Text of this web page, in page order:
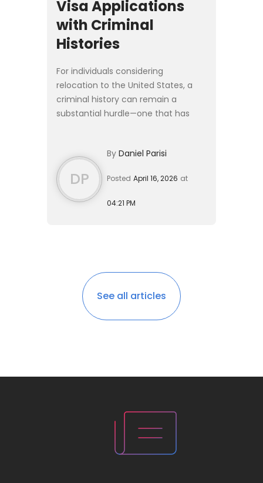
Visa Applications
with Criminal
Histories
For individuals considering
relocation to the United States, a
criminal history can remain a
substantial hurdle—one that has
waivers of inadmissibility have...
DP
By Daniel Parisi
Posted April 16, 2026 at
04:21 PM
See all articles